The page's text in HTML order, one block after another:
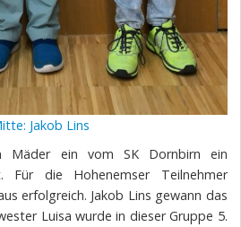
Jakob Lins
Mäder ein vom SK Dornbirn ein
Für die Hohenemser Teilnehmer
erfolgreich. Jakob Lins gewann das
Luisa wurde in dieser Gruppe 5.